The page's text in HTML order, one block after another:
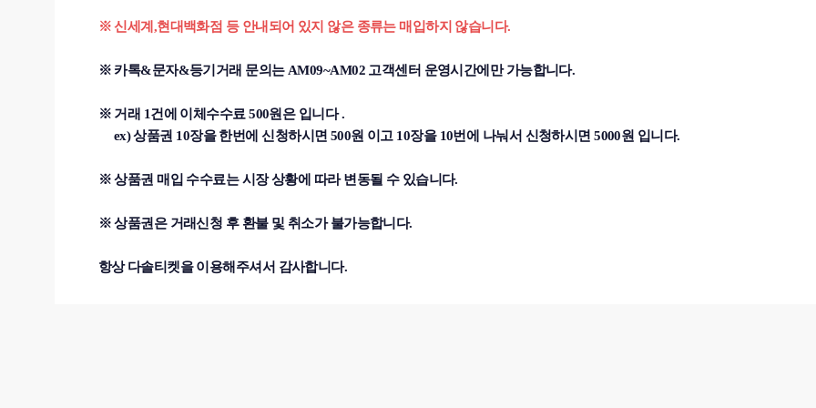
※ 신세계,현대백화점 등 안내되어 있지 않은 종류는 매입하지 않습니다.
※ 카톡&문자&등기거래 문의는 AM09~AM02 고객센터 운영시간에만 가능합니다.
※ 거래 1건에 이체수수료 500원은 입니다 .
ex) 상품권 10장을 한번에 신청하시면 500원 이고 10장을 10번에 나눠서 신청하시면 5000원 입니다.
※ 상품권 매입 수수료는 시장 상황에 따라 변동될 수 있습니다.
※ 상품권은 거래신청 후 환불 및 취소가 불가능합니다.
항상 다솔티켓을 이용해주셔서 감사합니다.